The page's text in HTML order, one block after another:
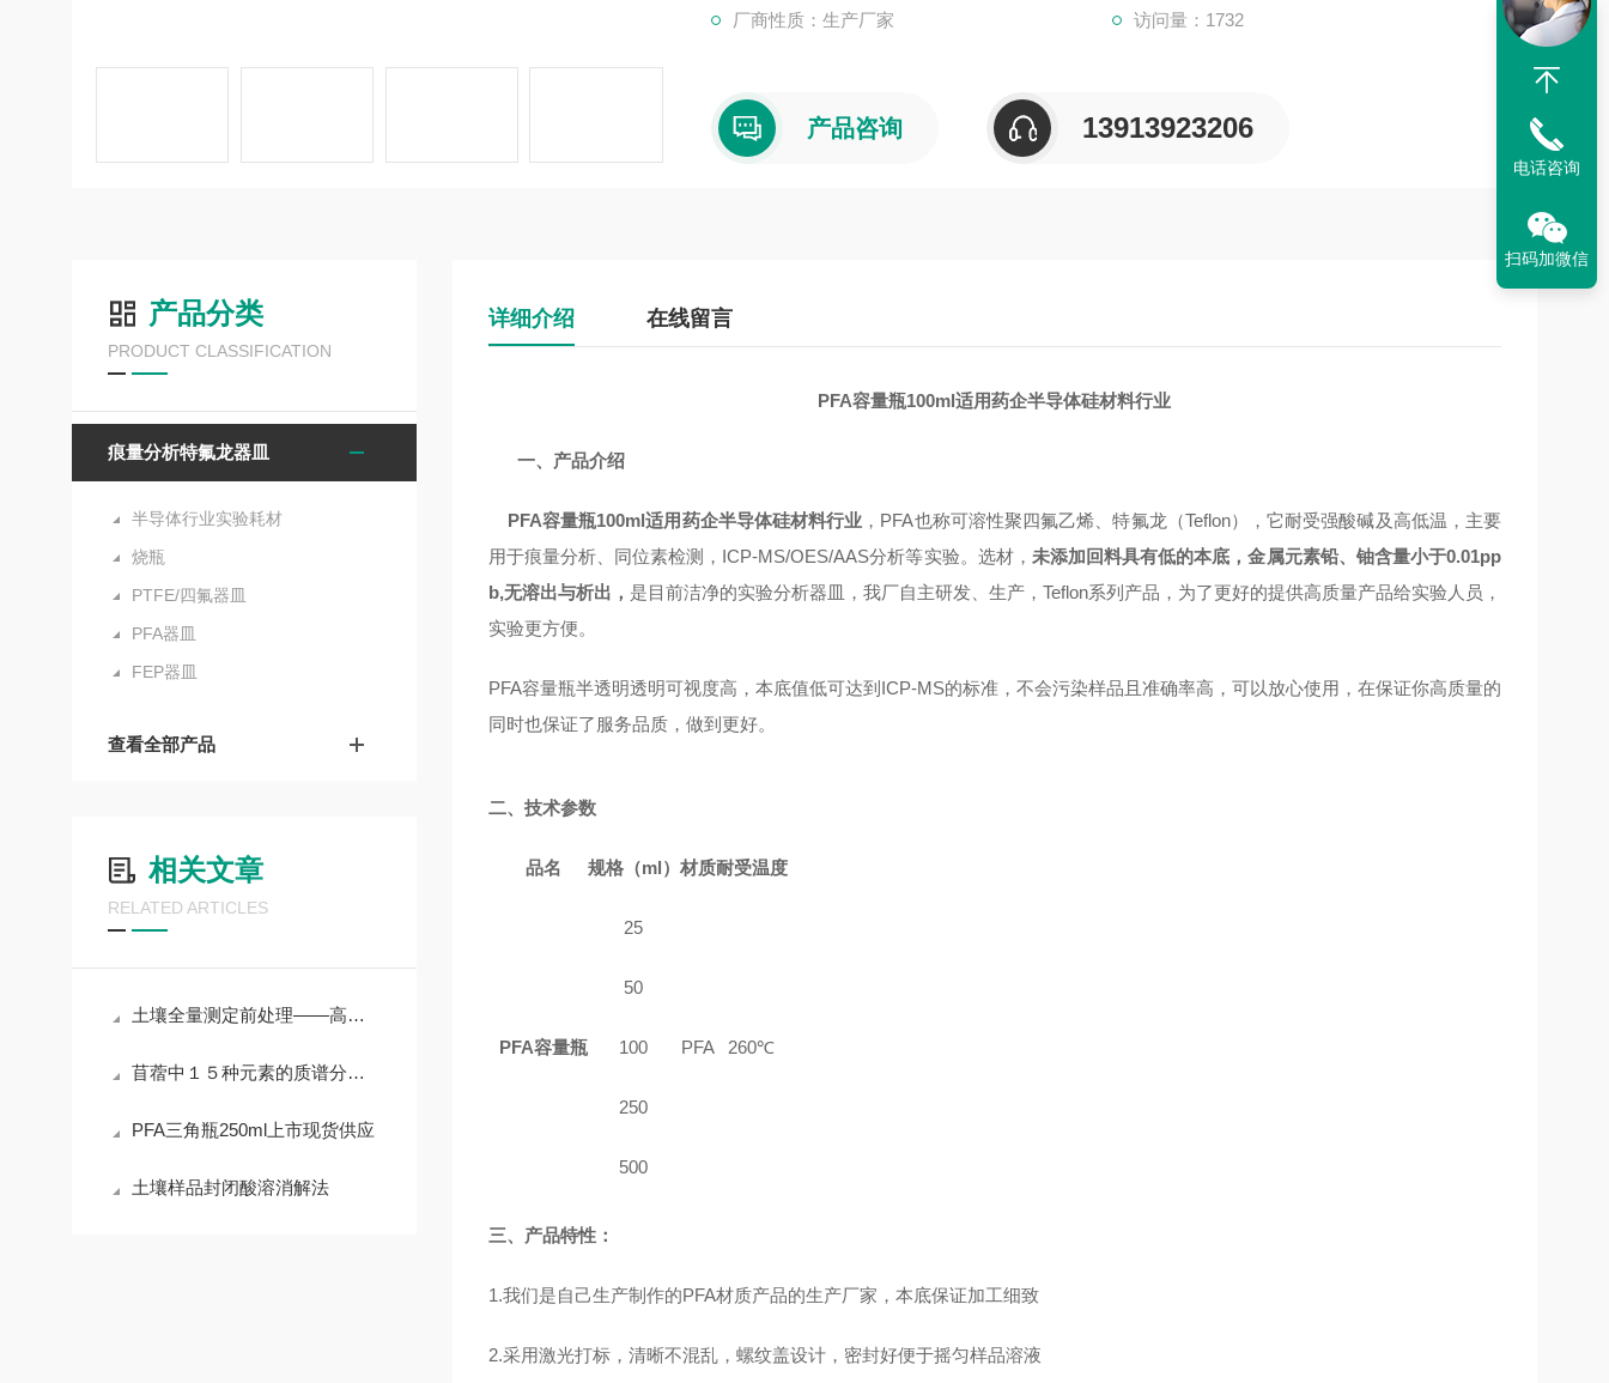
厂商性质：生产厂家 访问量：1732
产品咨询 13913923206
产品分类
PRODUCT CLASSIFICATION
痕量分析特氟龙器皿
半导体行业实验耗材
烧瓶
PTFE/四氟器皿
PFA器皿
FEP器皿
查看全部产品
相关文章
RELATED ARTICLES
土壤全量测定前处理——高压消解法
苜蓿中１５种元素的质谱分析及其安全性评价
PFA三角瓶250ml上市现货供应
土壤样品封闭酸溶消解法
详细介绍 在线留言
PFA容量瓶100ml适用药企半导体硅材料行业
一、产品介绍
PFA容量瓶100ml适用药企半导体硅材料行业 ，PFA也称可溶性聚四氟乙烯、特氟龙（Teflon），它耐受强酸碱及高低温，主要
用于痕量分析、同位素检测，ICP-MS/OES/AAS分析等实验。选材， 未添加回料具有低的本底，金属元素铅、铀含量小于0.01pp
b,无溶出与析出， 是目前洁净的实验分析器皿， 我厂自主研发、生产，Teflon系列产品 ， 为了更好的提供高质量产品给实验人员，
实验更方便。
PFA容量瓶半透明透明可视度高，本底值低可达到ICP-MS的标准，不会污染样品且准确率高，可以放心使用，在保证你高质量的
同时也保证了服务品质，做到更好。
二、技术参数
品名 规格（ml） 材质耐受温度
PFA容量瓶
25
PFA 260℃
50
100
250
500
三、 产品特性：
1.我们是自己生产制作的PFA材质产品的生产厂家 ， 本底保证加工细致
2.采用激光打标， 清晰不混乱，螺纹盖设计，密封好便于摇匀样品溶液
电话咨询
扫码加微信